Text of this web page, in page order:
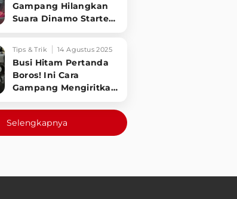
Gampang Hilangkan
Suara Dinamo Starter
Dimatikan!
Tips & Trik 14 Agustus 2025
Busi Hitam Pertanda
Boros! Ini Cara
Gampang Mengiritkan
Lebih Irit!
Selengkapnya